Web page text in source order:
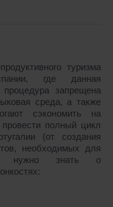
туризма
где данная
процедура запрещена
среда, а также
сэкономить на
полный цикл
(от создания
необходимых для
нужно знать о